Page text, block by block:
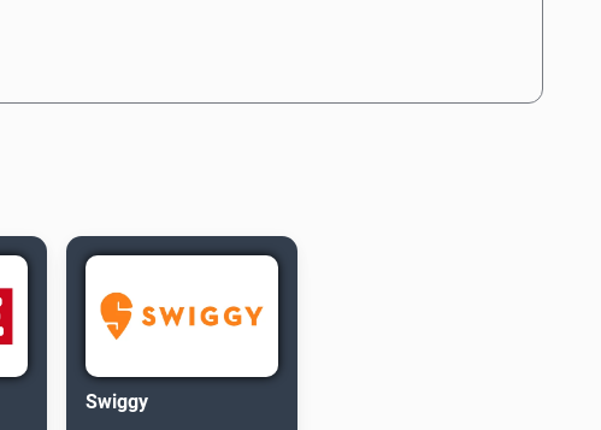
Swiggy